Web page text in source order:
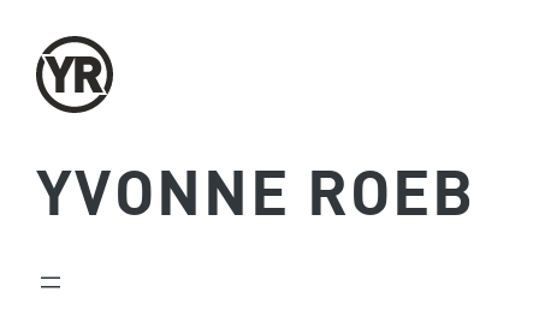
Inhalt
springen
YVONNE ROEB